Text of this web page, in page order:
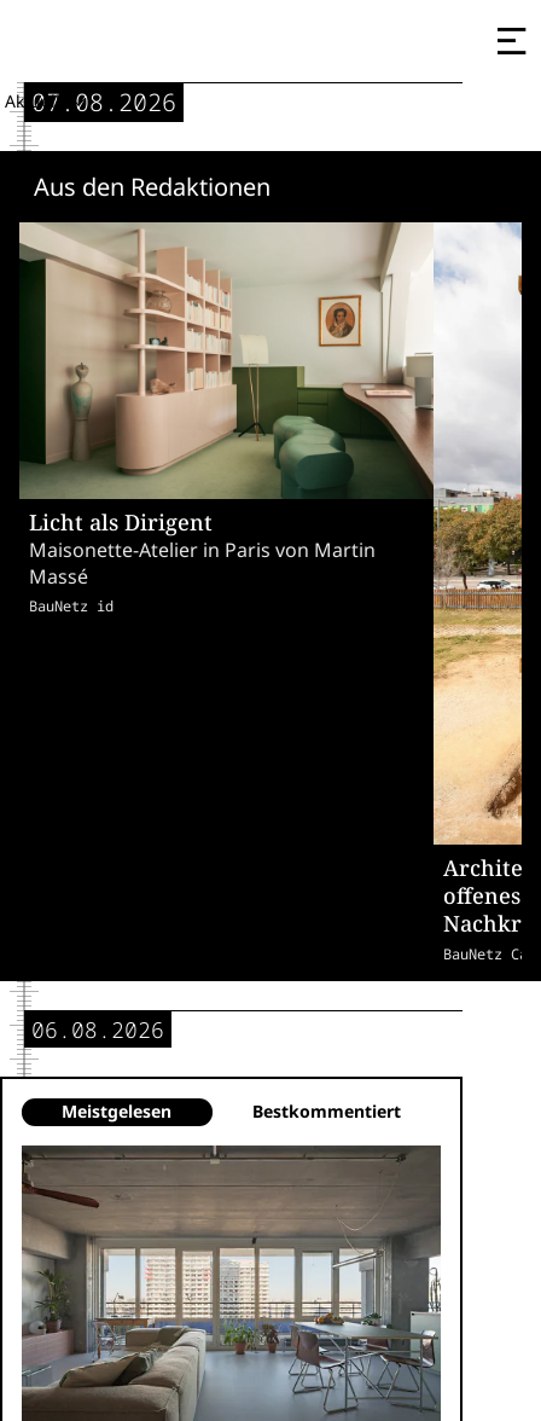
Aktuell07.08.2026
Aus den Redaktionen
Licht als Dirigent
Maisonette-Atelier in Paris von Martin
Massé
BauNetz id
offenes
BauNetz
06.08.2026
Meistgelesen Bestkommentiert